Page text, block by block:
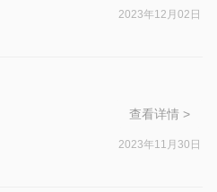
2023年12月02日
查看详情 >
2023年11月30日